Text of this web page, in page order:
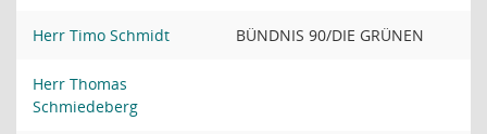
Herr Timo Schmidt BÜNDNIS 90/DIE GRÜNEN
Herr Thomas
Schmiedeberg